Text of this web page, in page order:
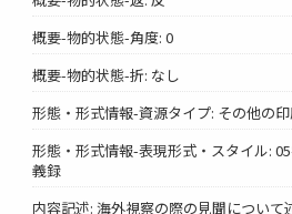
概要-物的状態-角度: 0
概要-物的状態-折: なし
形態・形式情報-資源タイプ: その他の
形態・形式情報-表現形式・スタイル:
義録
内容記述: 海外視察の際の見聞について